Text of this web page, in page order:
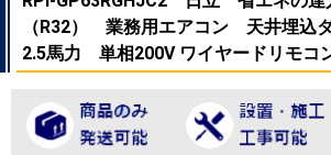
（R32） 業務用エアコン 天井埋込
2.5馬力 単相200V ワイヤードリモコ